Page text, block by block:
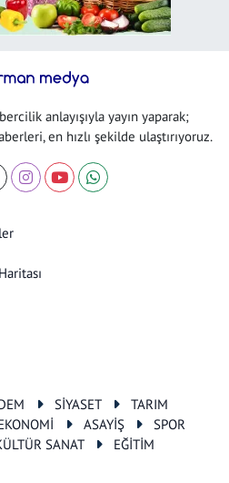
anlayışıyla yayın yaparak;
en hızlı şekilde ulaştırıyoruz.
SİYASET
TARIM
ASAYİŞ
SPOR
SANAT EĞİTİM